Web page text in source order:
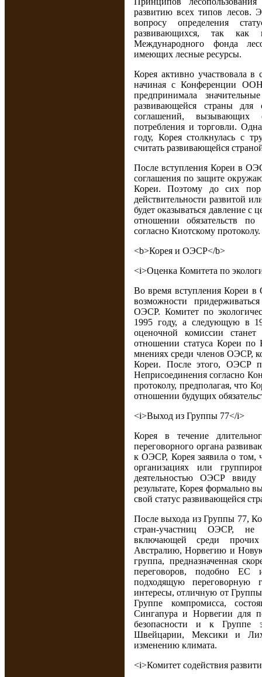
развитию всех типов лесов.
вопросу определения
развивающихся, так как
Международного фонда
имеющих лесные ресурсы.
Корея активно участвовала
начиная с Конференции
предпринимала
развивающейся страны для
соглашений, вызывающих
потребления и торговли.
году, Корея столкнулась с
считать развивающейся
После вступления Кореи в
соглашения по защите
Кореи. Поэтому до сих пор
действительности развитой
будет оказываться давление с
отношении обязательств
согласно Киотскому протоколу.
<b>Корея и ОЭСР</b>
<i>Оценка Комитета по
Во время вступления Кореи в
возможности
ОЭСР. Комитет по
1995 году, а следующую в
оценочной комиссии
отношении статуса Кореи по
мнениях среди членов ОЭСР,
Кореи. После этого, ОЭСР
Неприсоединения согласно
протоколу, предполагая, что
отношении будущих
<i>Выход из Группы 77</i>
Корея в течение
переговорного органа
к ОЭСР, Корея заявила о том,
организациях или
деятельностью ОЭСР
результате, Корея формально
свой статус развивающейся
После выхода из Группы 77,
стран-участниц ОЭСР, не
включающей среди
Австралию, Норвегию и
группа, предназначенная
переговоров, подобно ЕС
подходящую переговорную
интересы, отличную от
Группе компромисса,
Сингапура и Норвегии для
безопасности и к Группе
Швейцарии, Мексики и
изменению климата.
<i>Комитет содействия